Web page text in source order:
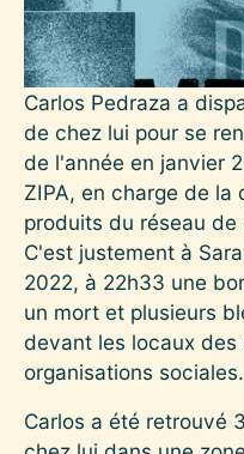
Carlos Pedraza a
de chez lui pour se
de l'année en janvier
ZIPA, en charge de la
produits du réseau
C'est justement à
2022, à 22h33 une
un mort et plusieurs
devant les locaux
organisations sociales.
Carlos a été retrouvé